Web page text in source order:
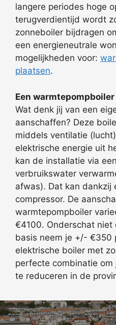
langere periodes hoge
terugverdientijd wordt
zonneboiler bijdragen
een energieneutrale
mogelijkheden voor:
plaatsen.
Een warmtepompboiler
Wat denk jij van een
aanschaffen? Deze
middels ventilatie
elektrische energie uit
kan de installatie via
verbruikswater
afwas). Dat kan dankzij
compressor. De
warmtepompboiler
€4100. Onderschat niet
basis neem je +/- €350
elektrische boiler met
perfecte combinatie
te reduceren in de